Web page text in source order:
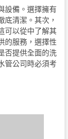
設備。選擇擁有
底清潔。其次，
可以從中了解其
的服務，選擇性
否提供全面的洗
管公司時必須考